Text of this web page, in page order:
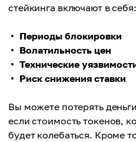
стейкинга включают в себя:
Периоды блокировки
Волатильность цен
Технические
Риск снижения ставки
Вы можете потерять
если стоимость токенов,
будет колебаться. Кроме